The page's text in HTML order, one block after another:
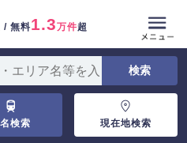
/ 無料1.3万件超
検索 現在地検索